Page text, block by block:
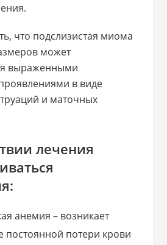
что подслизистая миома
может
выраженными
в виде
и маточных
лечения
анемия – возникает
постоянной потери крови